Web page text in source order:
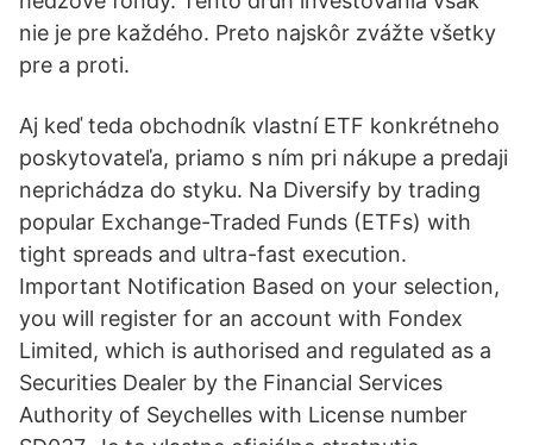
nie je pre každého. Preto najskôr zvážte všetky
pre a proti.
Aj keď teda obchodník vlastní ETF konkrétneho
poskytovateľa, priamo s ním pri nákupe a predaji
neprichádza do styku. Na Diversify by trading
popular Exchange-Traded Funds (ETFs) with
tight spreads and ultra-fast execution.
Important Notification Based on your selection,
you will register for an account with Fondex
Limited, which is authorised and regulated as a
Securities Dealer by the Financial Services
Authority of Seychelles with License number